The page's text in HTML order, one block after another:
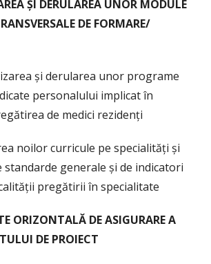
ȘI DERULAREA UNOR MODULE
DE FORMARE/
și derularea unor programe
personalului implicat în
de medici rezidenți
noilor curricule pe specialități și
standarde generale și de indicatori
pregătirii în specialitate
ORIZONTALĂ DE ASIGURARE A
DE PROIECT